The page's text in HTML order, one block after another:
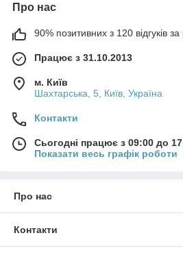
Про нас
90% позитивних з 120 відгуків за
Працює з 31.10.2013
м. Київ
Шахтарська, 5, Київ, Україна
Контакти
Сьогодні працює з 09:00 до
Показати весь графік роботи
Про нас
Контакти